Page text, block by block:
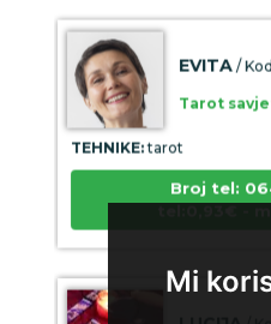
Mi
EVITA /
Tarot
TEHNIKE: tarot
Broj tel:
tel:0,93€ -